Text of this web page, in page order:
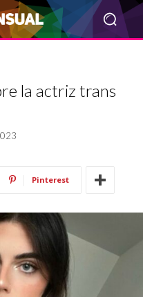
la actriz trans
Pinterest